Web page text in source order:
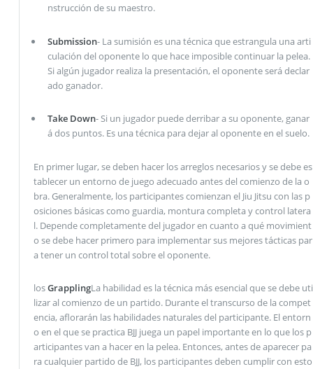
nstrucción de su maestro.
Submission- La sumisión es una técnica que estrangula una arti
culación del oponente lo que hace imposible continuar la pelea.
Si algún jugador realiza la presentación, el oponente será declar
ado ganador.
Take Down- Si un jugador puede derribar a su oponente, ganar
á dos puntos. Es una técnica para dejar al oponente en el suelo.
En primer lugar, se deben hacer los arreglos necesarios y se debe es
tablecer un entorno de juego adecuado antes del comienzo de la o
bra. Generalmente, los participantes comienzan el Jiu Jitsu con las p
osiciones básicas como guardia, montura completa y control latera
l. Depende completamente del jugador en cuanto a qué movimient
o se debe hacer primero para implementar sus mejores tácticas par
a tener un control total sobre el oponente.
losGrapplingLa habilidad es la técnica más esencial que se debe uti
lizar al comienzo de un partido. Durante el transcurso de la compet
encia, aflorarán las habilidades naturales del participante. El entorn
o en el que se practica BJJ juega un papel importante en lo que los p
articipantes van a hacer en la pelea. Entonces, antes de aparecer pa
ra cualquier partido de BJJ, los participantes deben cumplir con esto